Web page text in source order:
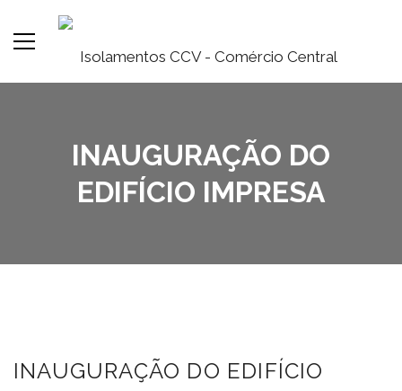
INAUGURAÇÃO DO
EDIFÍCIO IMPRESA
INAUGURAÇÃO DO EDIFÍCIO